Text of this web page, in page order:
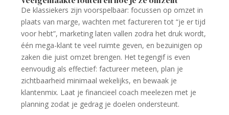
De klassiekers zijn voorspelbaar: focussen op omzet in
plaats van marge, wachten met factureren tot “je er tijd
voor hebt”, marketing laten vallen zodra het druk wordt,
één mega-klant te veel ruimte geven, en bezuinigen op
zaken die juist omzet brengen. Het tegengif is even
eenvoudig als effectief: factureer meteen, plan je
zichtbaarheid minimaal wekelijks, en bewaak je
klantenmix. Laat je financieel coach meelezen met je
planning zodat je gedrag je doelen ondersteunt.